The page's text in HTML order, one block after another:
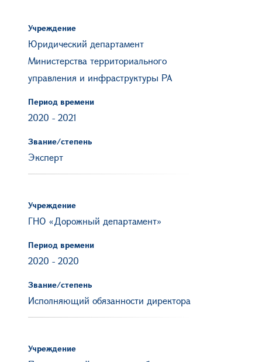
Учреждение
Юридический департамент
Министерства территориального
управления и инфраструктуры РА
Период времени
2020 - 2021
Звание/степень
Эксперт
Учреждение
ГНО «Дорожный департамент»
Период времени
2020 - 2020
Звание/степень
Исполняющий обязанности директора
Учреждение